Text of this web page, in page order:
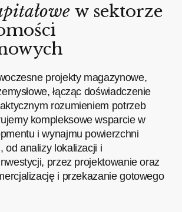
w sektorze
projekty magazynowe,
łącząc doświadczenie
rozumieniem potrzeb
kompleksowe wsparcie w
i wynajmu powierzchni
od analizy lokalizacji i
przez projektowanie oraz
i przekazanie gotowego